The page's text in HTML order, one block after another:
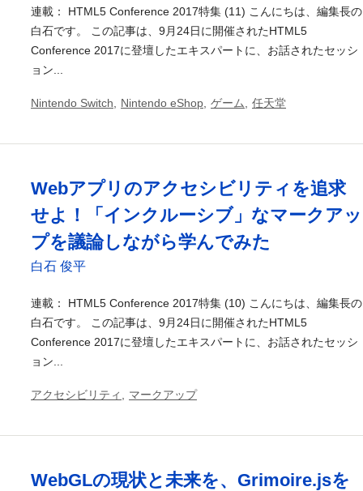
連載： HTML5 Conference 2017特集 (11) こんにちは、編集長の
白石です。 この記事は、9月24日に開催されたHTML5
Conference 2017に登壇したエキスパートに、お話されたセッシ
ョン...
Nintendo Switch Nintendo eShop ゲーム 任天堂
Webアプリのアクセシビリティを追求
せよ！「インクルーシブ」なマークアッ
プを議論しながら学んでみた
白石 俊平
連載： HTML5 Conference 2017特集 (10) こんにちは、編集長の
白石です。 この記事は、9月24日に開催されたHTML5
Conference 2017に登壇したエキスパートに、お話されたセッシ
ョン...
アクセシビリティ マークアップ
WebGLの現状と未来を、Grimoire.jsを